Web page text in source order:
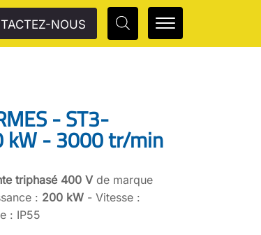
NOUS
- ST3-
kW - 3000 tr/min
triphasé 400 V de marque
: 200 kW - Vitesse :
: IP55